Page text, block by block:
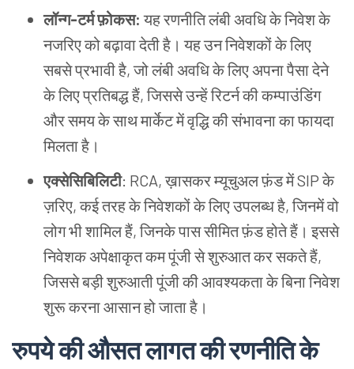
लॉन्ग-टर्म फ़ोकस: यह रणनीति लंबी अवधि के निवेश के
नजरिए को बढ़ावा देती है। यह उन निवेशकों के लिए
सबसे प्रभावी है, जो लंबी अवधि के लिए अपना पैसा देने
के लिए प्रतिबद्ध हैं, जिससे उन्हें रिटर्न की कम्पाउंडिंग
और समय के साथ मार्केट में वृद्धि की संभावना का फायदा
मिलता है।
एक्सेसिबिलिटी: RCA, ख़ासकर म्यूचुअल फ़ंड में SIP के
ज़रिए, कई तरह के निवेशकों के लिए उपलब्ध है, जिनमें वो
लोग भी शामिल हैं, जिनके पास सीमित फ़ंड होते हैं। इससे
निवेशक अपेक्षाकृत कम पूंजी से शुरुआत कर सकते हैं,
जिससे बड़ी शुरुआती पूंजी की आवश्यकता के बिना निवेश
शुरू करना आसान हो जाता है।
रुपये की औसत लागत की रणनीति के